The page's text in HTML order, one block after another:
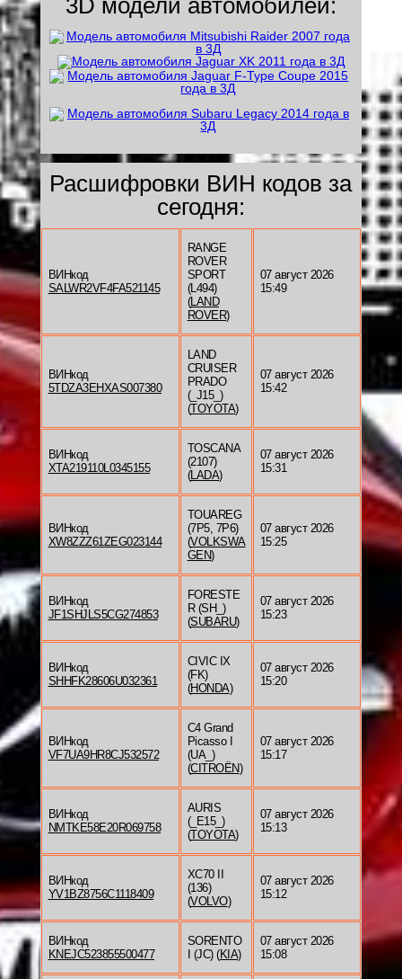
3D модели автомобилей:
Расшифровки ВИН кодов за
сегодня:
ВИНкод
SALWR2VF4FA521145
RANGE
ROVER
SPORT
(L494)
(LAND
ROVER)
07 август 2026
15:49
ВИНкод
5TDZA3EHXAS007380
LAND
CRUISER
PRADO
(_J15_)
(TOYOTA)
07 август 2026
15:42
ВИНкод
XTA219110L0345155
TOSCANA
(2107)
(LADA)
07 август 2026
15:31
ВИНкод
XW8ZZZ61ZEG023144
TOUAREG
(7P5, 7P6)
(VOLKSWA
GEN)
07 август 2026
15:25
ВИНкод
JF1SHJLS5CG274853
FORESTE
R (SH_)
(SUBARU)
07 август 2026
15:23
ВИНкод
SHHFK28606U032361
CIVIC IX
(FK)
(HONDA)
07 август 2026
15:20
ВИНкод
VF7UA9HR8CJ532572
C4 Grand
Picasso I
(UA_)
(CITROËN)
07 август 2026
15:17
ВИНкод
NMTKE58E20R069758
AURIS
(_E15_)
(TOYOTA)
07 август 2026
15:13
ВИНкод
YV1BZ8756C1118409
XC70 II
(136)
(VOLVO)
07 август 2026
15:12
ВИНкод
KNEJC523855500477
SORENTO
I (JC) (KIA)
07 август 2026
15:08